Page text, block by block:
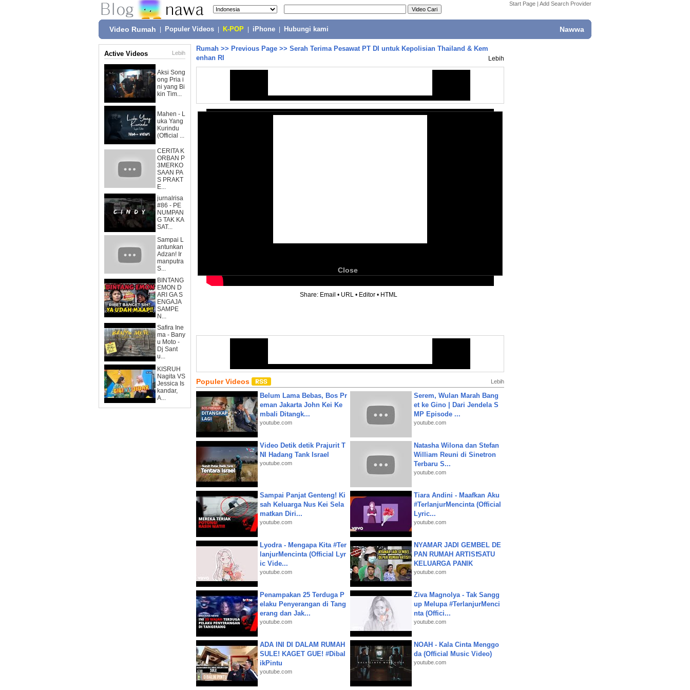
Start Page | Add Search Provider
Video Rumah Populer Videos K-POP iPhone Hubungi kami Nawwa
Active Videos Lebih
Aksi Song
ong Pria i
ni yang Bi
kin Tim...
Mahen - L
uka Yang
Kurindu
(Official ...
CERITA K
ORBAN P
3MERKO
SAAN PA
S PRAKT
E...
jurnalrisa
#86 - PE
NUMPAN
G TAK KA
SAT...
Sampai L
antunkan
Adzan! Ir
manputra
S...
BINTANG
EMON D
ARI GA S
ENGAJA
SAMPE
N...
Safira Ine
ma - Bany
u Moto -
Dj Sant
u...
KISRUH
Nagita VS
Jessica Is
kandar,
A...
Rumah >> Previous Page >> Serah Terima Pesawat PT DI untuk Kepolisian Thailand & Kem
enhan RI
Lebih
Close
Share: Email • URL • Editor • HTML
Populer Videos Lebih
Belum Lama Bebas, Bos Pr
eman Jakarta John Kei Ke
mbali Ditangk...
youtube.com
Serem, Wulan Marah Bang
et ke Gino | Dari Jendela S
MP Episode ...
youtube.com
Video Detik detik Prajurit T
NI Hadang Tank Israel
youtube.com
Natasha Wilona dan Stefan
William Reuni di Sinetron
Terbaru S...
youtube.com
Sampai Panjat Genteng! Ki
sah Keluarga Nus Kei Sela
matkan Diri...
youtube.com
Tiara Andini - Maafkan Aku
#TerlanjurMencinta (Official
Lyric...
youtube.com
Lyodra - Mengapa Kita #Ter
lanjurMencinta (Official Lyr
ic Vide...
youtube.com
NYAMAR JADI GEMBEL DE
PAN RUMAH ARTIS❗SATU
KELUARGA PANIK
youtube.com
Penampakan 25 Terduga P
elaku Penyerangan di Tang
erang dan Jak...
youtube.com
Ziva Magnolya - Tak Sangg
up Melupa #TerlanjurMenci
nta (Offici...
youtube.com
ADA INI DI DALAM RUMAH
SULE! KAGET GUE! #Dibal
ikPintu
youtube.com
NOAH - Kala Cinta Menggo
da (Official Music Video)
youtube.com